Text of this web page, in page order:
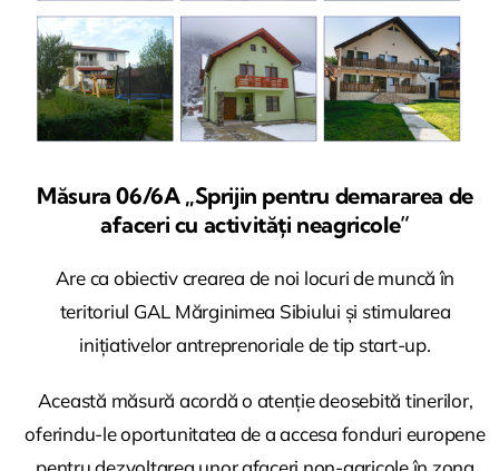
Măsura 06/6A „Sprijin pentru demararea de
afaceri cu activități neagricole”
Are ca obiectiv crearea de noi locuri de muncă în
teritoriul GAL Mărginimea Sibiului și stimularea
inițiativelor antreprenoriale de tip start-up.
Această măsură acordă o atenție deosebită tinerilor,
oferindu-le oportunitatea de a accesa fonduri europene